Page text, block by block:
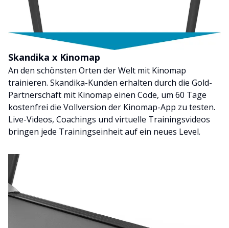
Skandika x Kinomap
An den schönsten Orten der Welt mit Kinomap
trainieren. Skandika-Kunden erhalten durch die Gold-
Partnerschaft mit Kinomap einen Code, um 60 Tage
kostenfrei die Vollversion der Kinomap-App zu testen.
Live-Videos, Coachings und virtuelle Trainingsvideos
bringen jede Trainingseinheit auf ein neues Level.